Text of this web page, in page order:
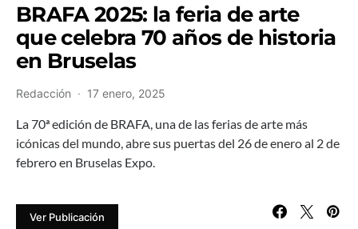
BRAFA 2025: la feria de arte
que celebra 70 años de historia
en Bruselas
Redacción 17 enero, 2025
La 70ª edición de BRAFA, una de las ferias de arte más
icónicas del mundo, abre sus puertas del 26 de enero al 2 de
febrero en Bruselas Expo.
Ver Publicación